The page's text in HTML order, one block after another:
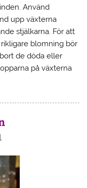
Använd
upp växterna
stjälkarna. För att
blomning bör
de döda eller
på växterna